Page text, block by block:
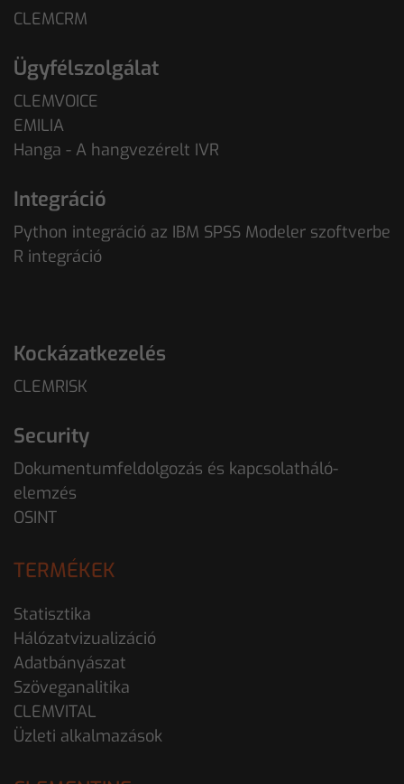
CLEMCRM
Ügyfélszolgálat
CLEMVOICE
EMILIA
Hanga - A hangvezérelt IVR
Integráció
Python integráció az IBM SPSS Modeler szoftverbe
R integráció
Kockázatkezelés
CLEMRISK
Security
Dokumentumfeldolgozás és kapcsolatháló-
elemzés
OSINT
TERMÉKEK
Statisztika
Hálózatvizualizáció
Adatbányászat
Szöveganalitika
CLEMVITAL
Üzleti alkalmazások